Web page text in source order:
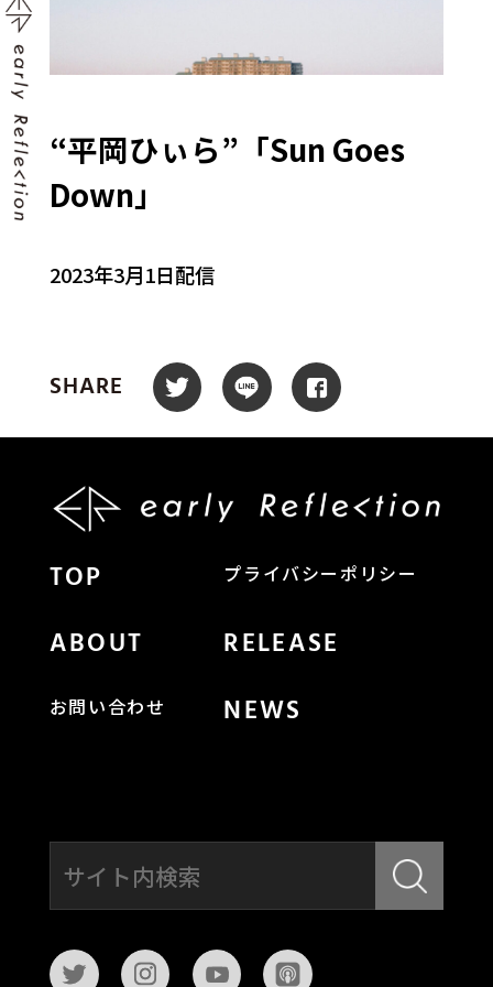
“平岡ひぃら”「Sun Goes
Down」
2023年3月1日配信
SHARE
TOP プライバシーポリシー
ABOUT RELEASE
お問い合わせ NEWS